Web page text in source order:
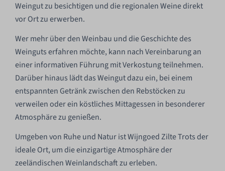
Weingut zu besichtigen und die regionalen Weine direkt
vor Ort zu erwerben.
Wer mehr über den Weinbau und die Geschichte des
Weinguts erfahren möchte, kann nach Vereinbarung an
einer informativen Führung mit Verkostung teilnehmen.
Darüber hinaus lädt das Weingut dazu ein, bei einem
entspannten Getränk zwischen den Rebstöcken zu
verweilen oder ein köstliches Mittagessen in besonderer
Atmosphäre zu genießen.
Umgeben von Ruhe und Natur ist Wijngoed Zilte Trots der
ideale Ort, um die einzigartige Atmosphäre der
zeeländischen Weinlandschaft zu erleben.